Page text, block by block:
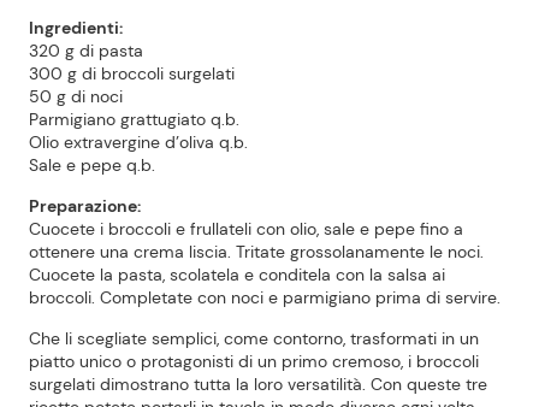
Ingredienti:
320 g di pasta
300 g di broccoli surgelati
50 g di noci
Parmigiano grattugiato q.b.
Olio extravergine d’oliva q.b.
Sale e pepe q.b.
Preparazione:
Cuocete i broccoli e frullateli con olio, sale e pepe fino a
ottenere una crema liscia. Tritate grossolanamente le noci.
Cuocete la pasta, scolatela e conditela con la salsa ai
broccoli. Completate con noci e parmigiano prima di servire.
Che li scegliate semplici, come contorno, trasformati in un
piatto unico o protagonisti di un primo cremoso, i broccoli
surgelati dimostrano tutta la loro versatilità. Con queste tre